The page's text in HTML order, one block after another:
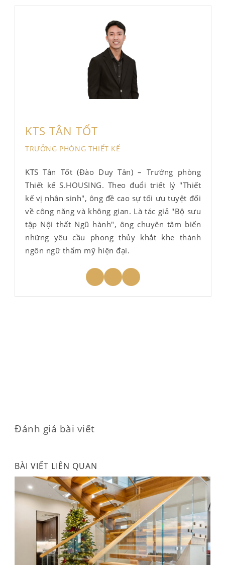
KTS TÂN TỐT
TRƯỞNG PHÒNG THIẾT KẾ
KTS Tân Tốt (Đào Duy Tân) – Trưởng phòng
Thiết kế S.HOUSING. Theo đuổi triết lý "Thiết
kế vị nhân sinh", ông đề cao sự tối ưu tuyệt đối
về công năng và không gian. Là tác giả "Bộ sưu
tập Nội thất Ngũ hành", ông chuyên tâm biến
những yêu cầu phong thủy khắt khe thành
ngôn ngữ thẩm mỹ hiện đại.
Đánh giá bài viết
BÀI VIẾT LIÊN QUAN